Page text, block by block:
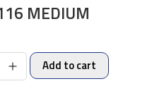
MEDIUM
Add to cart